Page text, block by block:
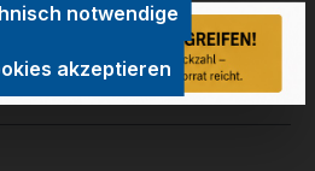
notwendige
akzeptieren